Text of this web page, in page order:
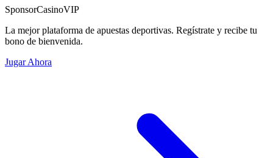
SponsorCasinoVIP
La mejor plataforma de apuestas deportivas. Regístrate y recibe tu
bono de bienvenida.
Jugar Ahora